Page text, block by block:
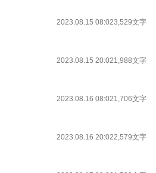
2023.08.15 08:023,529文字
2023.08.15 20:021,988文字
2023.08.16 08:021,706文字
2023.08.16 20:022,579文字